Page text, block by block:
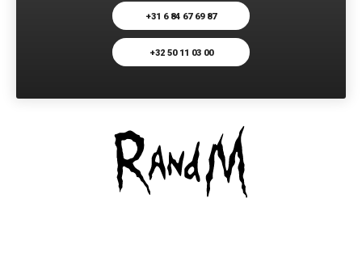
+31 6 84 67 69 87
+32 50 11 03 00